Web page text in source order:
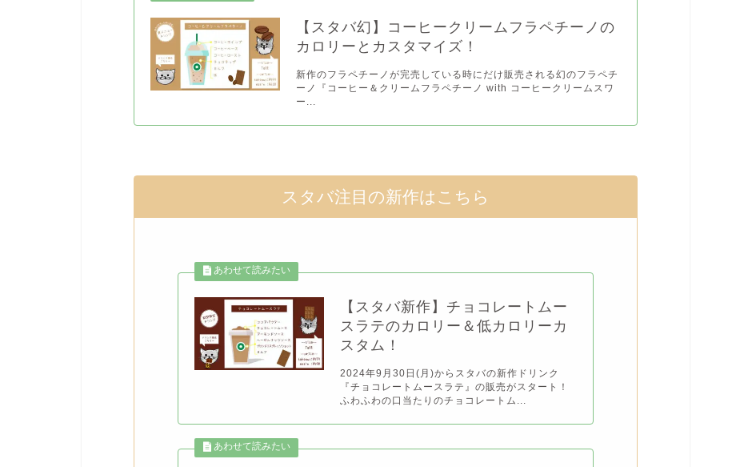
【スタバ幻】コーヒークリームフラペチーノの
カロリーとカスタマイズ！
新作のフラペチーノが完売している時にだけ販売される幻のフラペチ
ーノ『コーヒー＆クリームフラペチーノ with コーヒークリームスワ
ー...
スタバ注目の新作はこちら
【スタバ新作】チョコレートムー
スラテのカロリー＆低カロリーカ
スタム！
2024年9月30日(月)からスタバの新作ドリンク
『チョコレートムースラテ』の販売がスタート！
ふわふわの口当たりのチョコレートム...